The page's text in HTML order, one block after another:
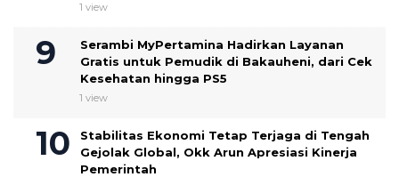
1 view
Serambi MyPertamina Hadirkan Layanan
Gratis untuk Pemudik di Bakauheni, dari Cek
Kesehatan hingga PS5
1 view
Stabilitas Ekonomi Tetap Terjaga di Tengah
Gejolak Global, Okk Arun Apresiasi Kinerja
Pemerintah